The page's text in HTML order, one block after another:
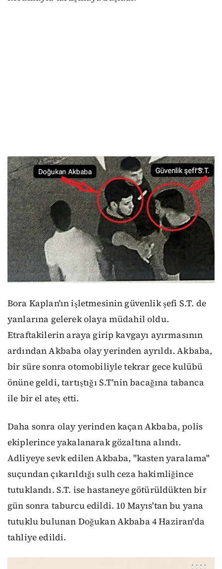
Bora Kaplan'ın işletmesinin güvenlik şefi S.T. de
yanlarına gelerek olaya müdahil oldu.
Etraftakilerin araya girip kavgayı ayırmasının
ardından Akbaba olay yerinden ayrıldı. Akbaba,
bir süre sonra otomobiliyle tekrar gece kulübü
önüne geldi, tartıştığı S.T'nin bacağına tabanca
ile bir el ateş etti.
Daha sonra olay yerinden kaçan Akbaba, polis
ekiplerince yakalanarak gözaltına alındı.
Adliyeye sevk edilen Akbaba, "kasten yaralama"
suçundan çıkarıldığı sulh ceza hakimliğince
tutuklandı. S.T. ise hastaneye götürüldükten bir
gün sonra taburcu edildi. 10 Mayıs'tan bu yana
tutuklu bulunan Doğukan Akbaba 4 Haziran'da
tahliye edildi.